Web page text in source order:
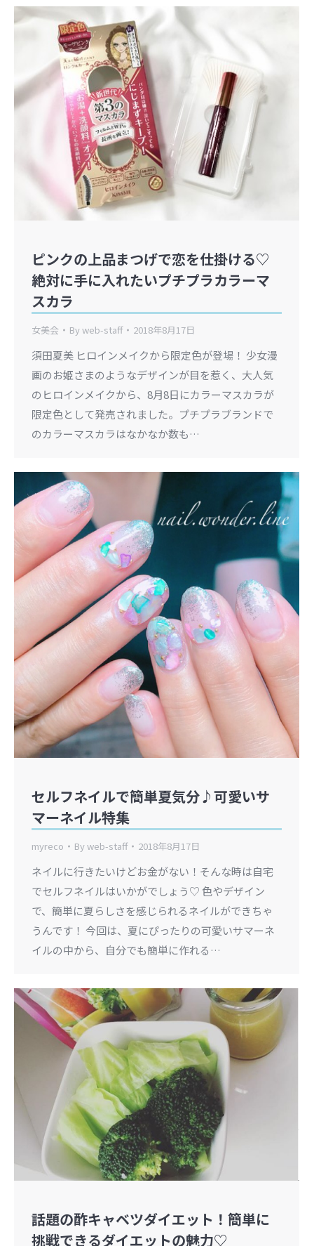
ピンクの上品まつげで恋を仕掛ける♡
絶対に手に入れたいプチプラカラーマ
スカラ
女美会 Byweb-staff 2018年8月17日
須田夏美 ヒロインメイクから限定色が登場！ 少女漫
画のお姫さまのようなデザインが目を惹く、大人気
のヒロインメイクから、8月8日にカラーマスカラが
限定色として発売されました。プチプラブランドで
のカラーマスカラはなかなか数も…
セルフネイルで簡単夏気分♪可愛いサ
マーネイル特集
myreco Byweb-staff 2018年8月17日
ネイルに行きたいけどお金がない！そんな時は自宅
でセルフネイルはいかがでしょう♡ 色やデザイン
で、簡単に夏らしさを感じられるネイルができちゃ
うんです！ 今回は、夏にぴったりの可愛いサマーネ
イルの中から、自分でも簡単に作れる…
話題の酢キャベツダイエット！簡単に
挑戦できるダイエットの魅力♡